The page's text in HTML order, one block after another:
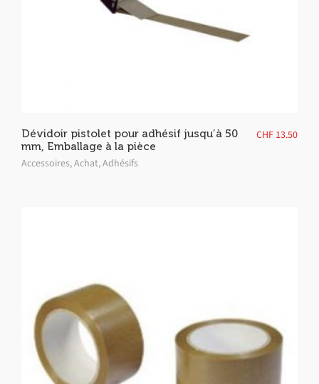
Dévidoir pistolet pour adhésif jusqu’à 50
mm, Emballage à la pièce
Accessoires,Achat,Adhésifs
CHF 13.50